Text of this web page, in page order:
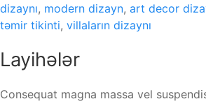
dizaynı, modern dizayn, art decor
təmir tikinti, villaların dizaynı
Layihələr
Consequat magna massa vel